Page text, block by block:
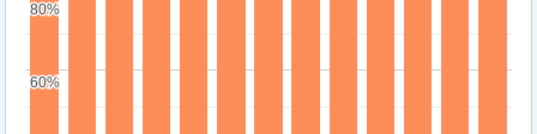
60%
60%
80%
80%